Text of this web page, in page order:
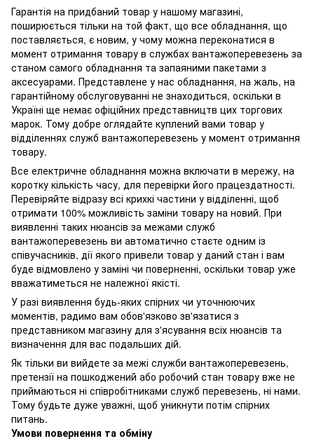
Гарантія на придбаний товар у нашому магазині,
поширюється тільки на той факт, що все обладнання, що
поставляється, є новим, у чому можна переконатися в
момент отримання товару в службах вантажоперевезень за
станом самого обладнання та запаяними пакетами з
аксесуарами. Представлене у нас обладнання, на жаль, на
гарантійному обслуговуванні не знаходиться, оскільки в
Україні ще немає офіційних представництв цих торгових
марок. Тому добре оглядайте куплений вами товар у
відділеннях служб вантажоперевезень у момент отримання
товару.
Все електричне обладнання можна включати в мережу, на
коротку кількість часу, для перевірки його працездатності.
Перевіряйте відразу всі крихкі частини у відділенні, щоб
отримати 100% можливість заміни товару на новий. При
виявленні таких нюансів за межами служб
вантажоперевезень ви автоматично стаєте одним із
співучасників, дії якого привели товар у даний стан і вам
буде відмовлено у заміні чи поверненні, оскільки товар уже
вважатиметься не належної якісті.
У разі виявлення будь-яких спірних чи уточнюючих
моментів, радимо вам обов'язково зв'язатися з
представником магазину для з'ясування всіх нюансів та
визначення для вас подальших дій.
Як тільки ви вийдете за межі служби вантажоперевезень,
претензії на пошкоджений або робочий стан товару вже не
приймаються ні співробітниками служб перевезень, ні нами.
Тому будьте дуже уважні, щоб уникнути потім спірних
питань.
Умови повернення та обміну